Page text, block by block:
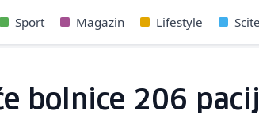
Sport Magazin Lifestyle
bolnice 206